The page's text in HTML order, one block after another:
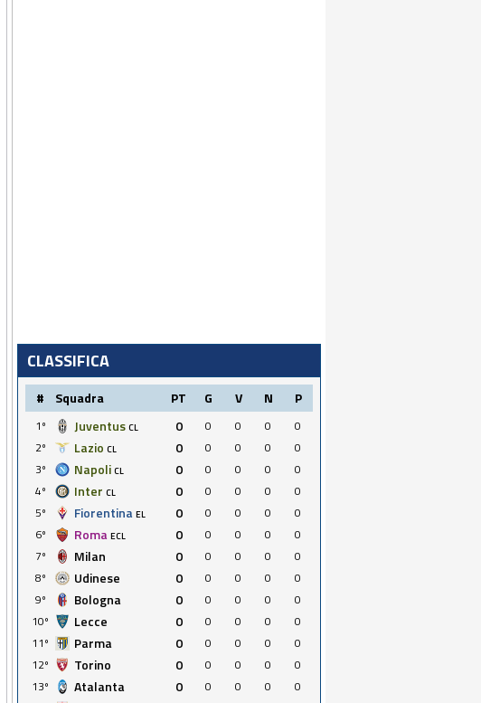
CLASSIFICA
# Squadra PT G V N P
1º Juventus CL 0 0 0 0
0
2º
Lazio CL 0 0 0 0
0
3º
Napoli CL 0 0 0 0
0
4º
Inter CL 0 0 0 0
0
5º
Fiorentina EL 0 0 0 0
0
6º
Roma ECL 0 0 0 0
0
7º
Milan 0 0 0 0
0
8º
Udinese 0 0 0 0
0
9º
Bologna 0 0 0 0
0
10º
Lecce 0 0 0 0
0
11º
Parma 0 0 0 0
0
12º
Torino 0 0 0 0
0
13º
Atalanta 0 0 0 0
0